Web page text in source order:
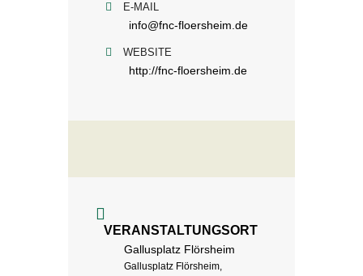
E-MAIL
info@fnc-floersheim.de
WEBSITE
http://fnc-floersheim.de
VERANSTALTUNGSORT
Gallusplatz Flörsheim
Gallusplatz Flörsheim,